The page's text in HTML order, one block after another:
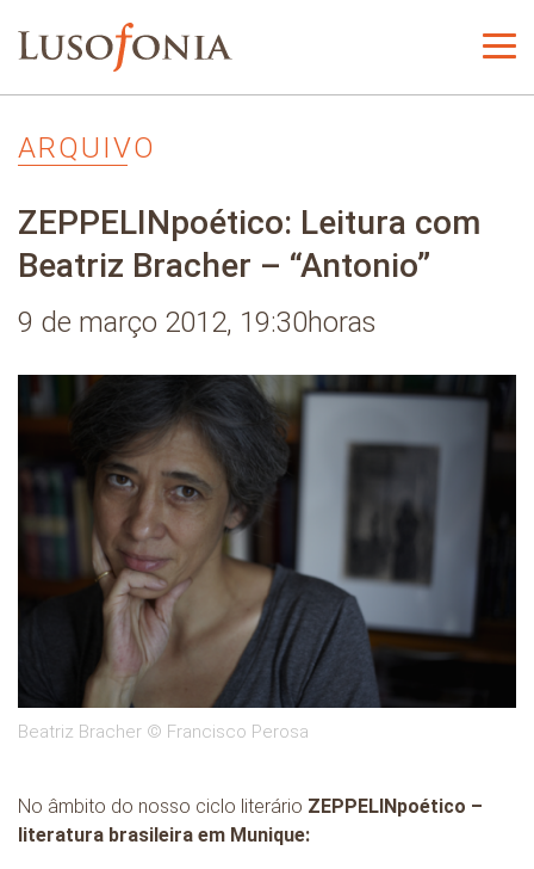
ARQUIVO
ZEPPELINpoético: Leitura com
Beatriz Bracher – “Antonio”
9 de março 2012, 19:30horas
Beatriz Bracher © Francisco Perosa
No âmbito do nosso ciclo literário ZEPPELINpoético –
literatura brasileira em Munique: